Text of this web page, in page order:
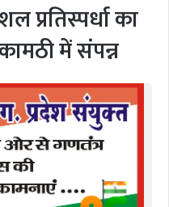
प्रतिस्पर्धा का
में संपन्न